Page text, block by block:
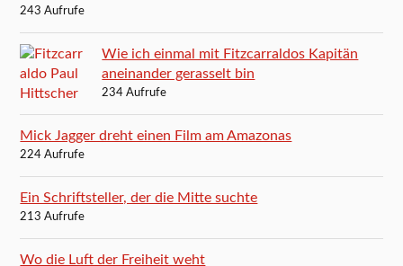
243 Aufrufe
Wie ich einmal mit Fitzcarraldos Kapitän
aneinander gerasselt bin
234 Aufrufe
Mick Jagger dreht einen Film am Amazonas
224 Aufrufe
Ein Schriftsteller, der die Mitte suchte
213 Aufrufe
Wo die Luft der Freiheit weht